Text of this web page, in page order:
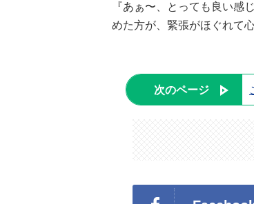
『あぁ〜、とっても良い感
めた方が、緊張がほぐれて
次のページ